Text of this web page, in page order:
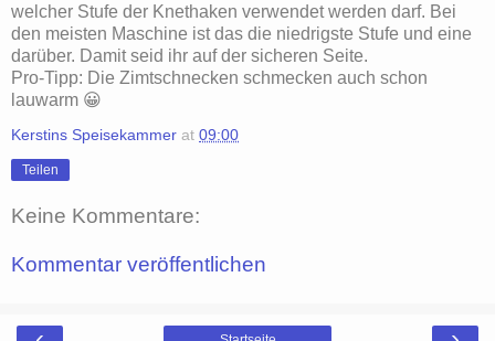
welcher Stufe der Knethaken verwendet werden darf. Bei
den meisten Maschine ist das die niedrigste Stufe und eine
darüber. Damit seid ihr auf der sicheren Seite.
Pro-Tipp: Die Zimtschnecken schmecken auch schon
lauwarm 😀
Kerstins Speisekammer at 09:00
Teilen
Keine Kommentare:
Kommentar veröffentlichen